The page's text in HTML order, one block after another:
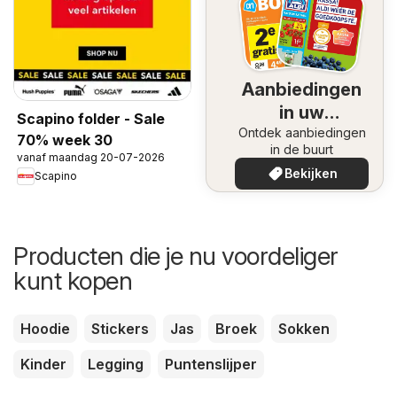
Scapino folder - Sale
70% week 30
vanaf maandag 20-07-2026
Scapino
Aanbiedingen
in uw
omgeving
Ontdek aanbiedingen
in de buurt
Bekijken
Producten die je nu voordeliger
kunt kopen
Hoodie Stickers Jas Broek
Sokken
Kinder
Legging Puntenslijper